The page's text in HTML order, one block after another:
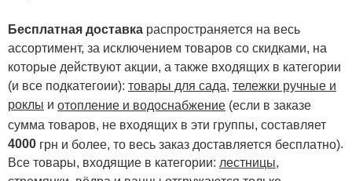
Бесплатная доставка распространяется на весь
ассортимент, за исключением товаров со скидками, на
которые действуют акции, а также входящих в категории
(и все подкатегоии): товары для сада, тележки ручные и
роклы и отопление и водоснабжение (если в заказе
сумма товаров, не входящих в эти группы, составляет
4000 грн и более, то весь заказ доставляется бесплатно).
Все товары, входящие в категории: лестницы,